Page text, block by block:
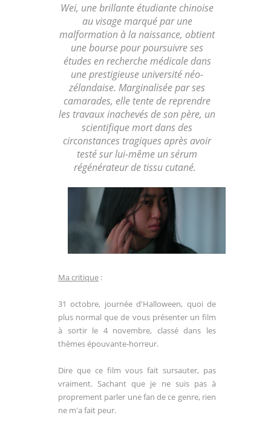
Wei, une brillante étudiante chinoise
au visage marqué par une
malformation à la naissance, obtient
une bourse pour poursuivre ses
études en recherche médicale dans
une prestigieuse université néo-
zélandaise. Marginalisée par ses
camarades, elle tente de reprendre
les travaux inachevés de son père, un
scientifique mort dans des
circonstances tragiques après avoir
testé sur lui-même un sérum
régénérateur de tissu cutané.
Ma critique :
31 octobre, journée d'Halloween, quoi de
plus normal que de vous présenter un film
à sortir le 4 novembre, classé dans les
thèmes épouvante-horreur.
Dire que ce film vous fait sursauter, pas
vraiment. Sachant que je ne suis pas à
proprement parler une fan de ce genre, rien
ne m'a fait peur.